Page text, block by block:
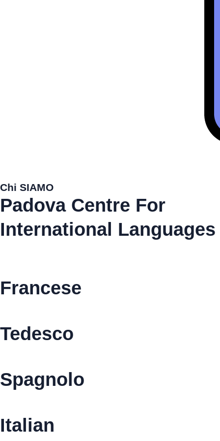
Chi SIAMO
Padova Centre For
International Languages
Francese
Tedesco
Spagnolo
Italian